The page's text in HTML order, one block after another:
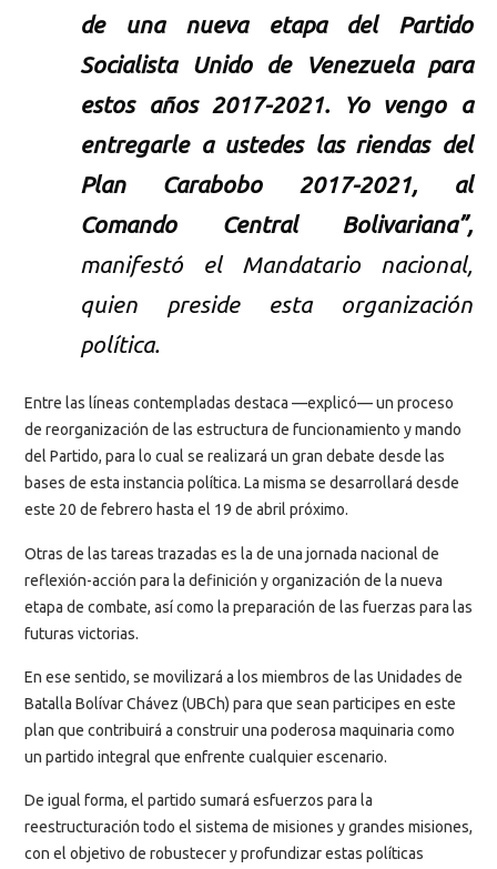
de una nueva etapa del Partido
Socialista Unido de Venezuela para
estos años 2017-2021. Yo vengo a
entregarle a ustedes las riendas del
Plan Carabobo 2017-2021, al
Comando Central Bolivariana”,
manifestó el Mandatario nacional,
quien preside esta organización
política.
Entre las líneas contempladas destaca —explicó— un proceso
de reorganización de las estructura de funcionamiento y mando
del Partido, para lo cual se realizará un gran debate desde las
bases de esta instancia política. La misma se desarrollará desde
este 20 de febrero hasta el 19 de abril próximo.
Otras de las tareas trazadas es la de una jornada nacional de
reflexión-acción para la definición y organización de la nueva
etapa de combate, así como la preparación de las fuerzas para las
futuras victorias.
En ese sentido, se movilizará a los miembros de las Unidades de
Batalla Bolívar Chávez (UBCh) para que sean participes en este
plan que contribuirá a construir una poderosa maquinaria como
un partido integral que enfrente cualquier escenario.
De igual forma, el partido sumará esfuerzos para la
reestructuración todo el sistema de misiones y grandes misiones,
con el objetivo de robustecer y profundizar estas políticas